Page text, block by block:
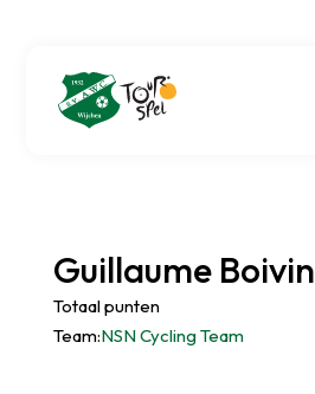
Guillaume Boivin
Totaal punten
Team:NSN Cycling Team